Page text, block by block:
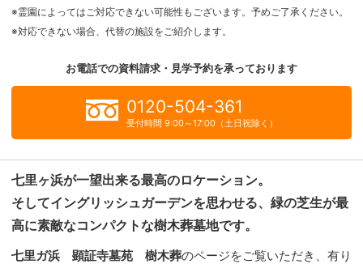
※霊園によってはご対応できない可能性もございます。予めご了承ください。
※対応できない場合、代替の施設をご紹介します。
お電話での資料請求・見学予約を承っております
0120-504-361
受付時間 9:00～17:00（土日祝除く）
七里ヶ浜が一望出来る最高のロケーション。
そしてイングリッシュガーデンを思わせる、緑の芝生が最
高に素敵なコンパクトな樹木葬墓地です。
七里ガ浜 顕証寺墓苑 樹木葬のページをご覧いただき、有り